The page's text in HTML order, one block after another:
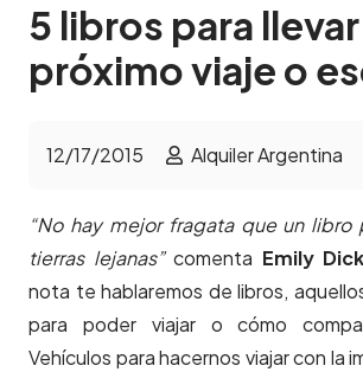
5 libros para
próximo viaje o
12/17/2015 Alquiler Argentina
“No hay mejor fragata que un libro
tierras lejanas” comenta Emily
nota te hablaremos de libros,
para poder viajar o cómo
Vehículos para hacernos viajar con la